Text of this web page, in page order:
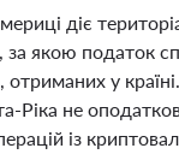
діє
за якою податок
у
Ріка не
із